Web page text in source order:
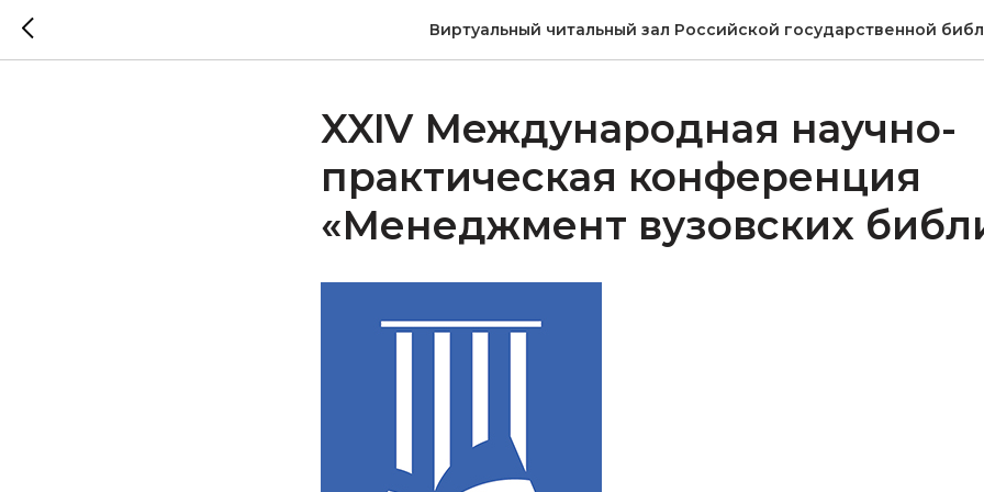
Виртуальный читальный зал Российской государственной
XXIV Международная научно-
практическая конференция
«Менеджмент вузовских